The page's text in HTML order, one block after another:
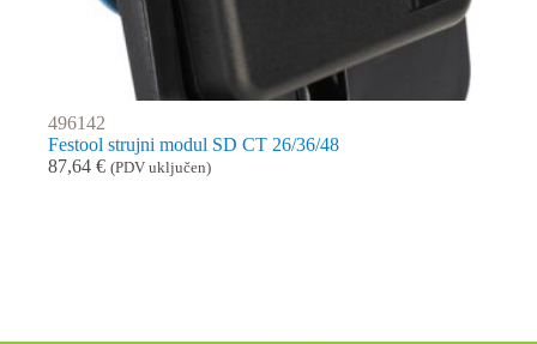
496142
Festool strujni modul SD CT 26/36/48
87,64 € (PDV uključen)